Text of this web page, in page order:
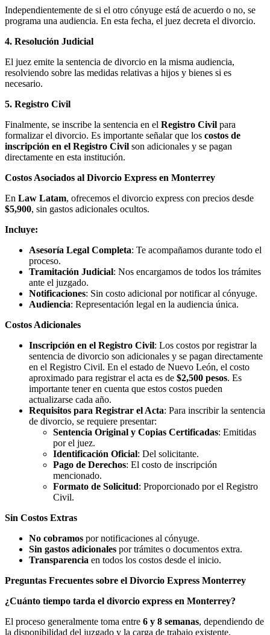
Independientemente de si el otro cónyuge está de acuerdo o no, se
programa una audiencia. En esta fecha, el juez decreta el divorcio.
4. Resolución Judicial
El juez emite la sentencia de divorcio en la misma audiencia,
resolviendo sobre las medidas relativas a hijos y bienes si es
necesario.
5. Registro Civil
Finalmente, se inscribe la sentencia en el Registro Civil para
formalizar el divorcio. Es importante señalar que los costos de
inscripción en el Registro Civil son adicionales y se pagan
directamente en esta institución.
Costos Asociados al Divorcio Express en Monterrey
En Law Latam, ofrecemos el divorcio express con precios desde
$5,900, sin gastos adicionales ocultos.
Incluye:
Asesoría Legal Completa: Te acompañamos durante todo el
proceso.
Tramitación Judicial: Nos encargamos de todos los trámites
ante el juzgado.
Notificaciones: Sin costo adicional por notificar al cónyuge.
Audiencia: Representación legal en la audiencia única.
Costos Adicionales
Inscripción en el Registro Civil: Los costos por registrar la
sentencia de divorcio son adicionales y se pagan directamente
en el Registro Civil. En el estado de Nuevo León, el costo
aproximado para registrar el acta es de $2,500 pesos. Es
importante tener en cuenta que estos costos pueden
actualizarse cada año.
Requisitos para Registrar el Acta: Para inscribir la sentencia
de divorcio, se requiere presentar:
Sentencia Original y Copias Certificadas: Emitidas
por el juez.
Identificación Oficial: Del solicitante.
Pago de Derechos: El costo de inscripción
mencionado.
Formato de Solicitud: Proporcionado por el Registro
Civil.
Sin Costos Extras
No cobramos por notificaciones al cónyuge.
Sin gastos adicionales por trámites o documentos extra.
Transparencia en todos los costos desde el inicio.
Preguntas Frecuentes sobre el Divorcio Express Monterrey
¿Cuánto tiempo tarda el divorcio express en Monterrey?
El proceso generalmente toma entre 6 y 8 semanas, dependiendo de
la disponibilidad del juzgado y la carga de trabajo existente.